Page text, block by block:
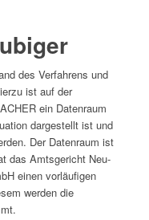
des Verfahrens und
ist auf der
ein Datenraum
dargestellt ist und
Der Datenraum ist
das Amtsgericht Neu-
einen vorläufigen
werden die